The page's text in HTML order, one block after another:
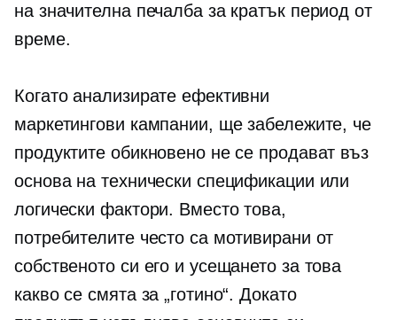
на значителна печалба за кратък период от
време.
Когато анализирате ефективни
маркетингови кампании, ще забележите, че
продуктите обикновено не се продават въз
основа на технически спецификации или
логически фактори. Вместо това,
потребителите често са мотивирани от
собственото си его и усещането за това
какво се смята за „готино“. Докато